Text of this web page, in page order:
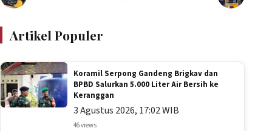
Artikel Populer
Koramil Serpong Gandeng Brigkav dan
BPBD Salurkan 5.000 Liter Air Bersih ke
Keranggan
3 Agustus 2026, 17:02 WIB
46 views